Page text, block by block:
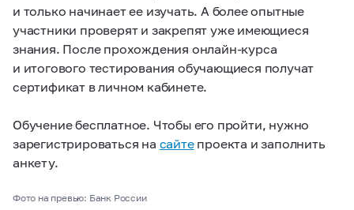
и только начинает ее изучать. А более опытные
участники проверят и закрепят уже имеющиеся
знания. После прохождения онлайн-курса
и итогового тестирования обучающиеся получат
сертификат в личном кабинете.
Обучение бесплатное. Чтобы его пройти, нужно
зарегистрироваться на сайтепроекта и заполнить
анкету.
Фото на превью: Банк России